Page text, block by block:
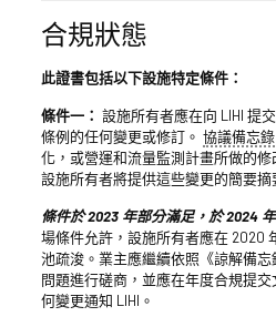
合規狀態
此證書包括以下設施特定條件：
條件一： 設施所有者應在向 LIHI 提
條例的任何變更或修訂。 協議備忘錄
化，或營運和流量監測計畫所做的修
設施所有者將提供這些變更的簡要摘
條件於 2023 年部分滿足，於 2024
場條件允許，設施所有者應在 2020
池疏浚。業主應繼續依照《諒解備
問題進行磋商，並應在年度合規提
何變更通知 LIHI。